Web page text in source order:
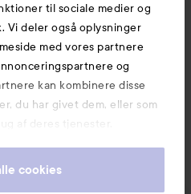
til sociale medier og
Vi deler også oplysninger
med vores partnere
og
kan kombinere disse
du har givet dem, eller som
af deres tjenester.
cookies